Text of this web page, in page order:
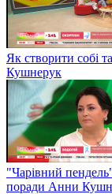
Як створити собі
Кушнерук
"Чарівний
поради Анни